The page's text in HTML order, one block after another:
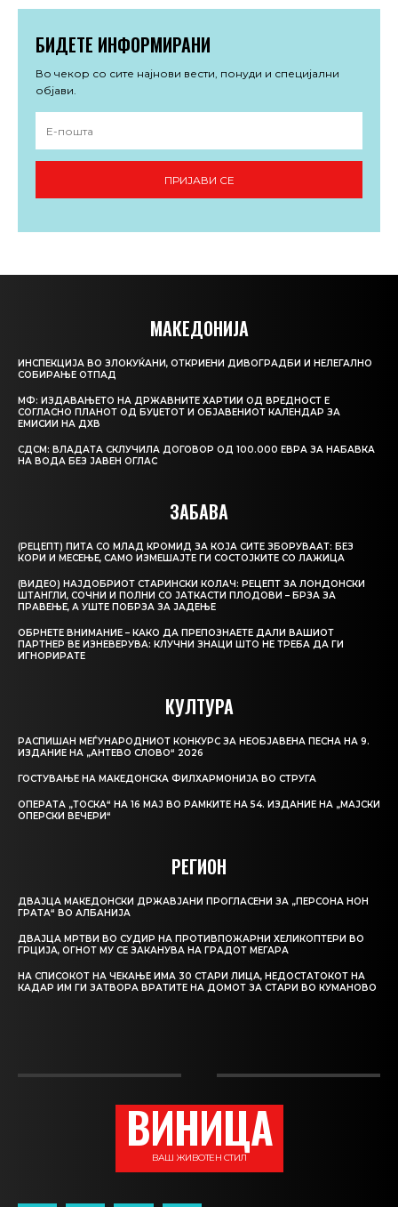
БИДЕТЕ ИНФОРМИРАНИ
Во чекор со сите најнови вести, понуди и специјални
објави.
ПРИЈАВИ СЕ
МАКЕДОНИЈА
ИНСПЕКЦИЈА ВО ЗЛОКУЌАНИ, ОТКРИЕНИ ДИВОГРАДБИ И НЕЛЕГАЛНО
СОБИРАЊЕ ОТПАД
МФ: ИЗДАВАЊЕТО НА ДРЖАВНИТЕ ХАРТИИ ОД ВРЕДНОСТ Е
СОГЛАСНО ПЛАНОТ ОД БУЏЕТОТ И ОБЈАВЕНИОТ КАЛЕНДАР ЗА
ЕМИСИИ НА ДХВ
СДСМ: ВЛАДАТА СКЛУЧИЛА ДОГОВОР ОД 100.000 ЕВРА ЗА НАБАВКА
НА ВОДА БЕЗ ЈАВЕН ОГЛАС
ЗАБАВА
(РЕЦЕПТ) ПИТА СО МЛАД КРОМИД ЗА КОЈА СИТЕ ЗБОРУВААТ: БЕЗ
КОРИ И МЕСЕЊЕ, САМО ИЗМЕШАЈТЕ ГИ СОСТОЈКИТЕ СО ЛАЖИЦА
(ВИДЕО) НАЈДОБРИОТ СТАРИНСКИ КОЛАЧ: РЕЦЕПТ ЗА ЛОНДОНСКИ
ШТАНГЛИ, СОЧНИ И ПОЛНИ СО ЈАТКАСТИ ПЛОДОВИ – БРЗА ЗА
ПРАВЕЊЕ, А УШТЕ ПОБРЗА ЗА ЈАДЕЊЕ
ОБРНЕТЕ ВНИМАНИЕ – КАКО ДА ПРЕПОЗНАЕТЕ ДАЛИ ВАШИОТ
ПАРТНЕР ВЕ ИЗНЕВЕРУВА: КЛУЧНИ ЗНАЦИ ШТО НЕ ТРЕБА ДА ГИ
ИГНОРИРАТЕ
КУЛТУРА
РАСПИШАН МЕЃУНАРОДНИОТ КОНКУРС ЗА НЕОБЈАВЕНА ПЕСНА НА 9.
ИЗДАНИЕ НА „АНТЕВО СЛОВО“ 2026
ГОСТУВАЊЕ НА МАКЕДОНСКА ФИЛХАРМОНИЈА ВО СТРУГА
ОПЕРАТА „ТОСКА“ НА 16 МАЈ ВО РАМКИТЕ НА 54. ИЗДАНИЕ НА „МАЈСКИ
ОПЕРСКИ ВЕЧЕРИ“
РЕГИОН
ДВАЈЦА МАКЕДОНСКИ ДРЖАВЈАНИ ПРОГЛАСЕНИ ЗА „ПЕРСОНА НОН
ГРАТА“ ВО АЛБАНИЈА
ДВАЈЦА МРТВИ ВО СУДИР НА ПРОТИВПОЖАРНИ ХЕЛИКОПТЕРИ ВО
ГРЦИЈА, ОГНОТ МУ СЕ ЗАКАНУВА НА ГРАДОТ МЕГАРА
НА СПИСОКОТ НА ЧЕКАЊЕ ИМА 30 СТАРИ ЛИЦА, НЕДОСТАТОКОТ НА
КАДАР ИМ ГИ ЗАТВОРА ВРАТИТЕ НА ДОМОТ ЗА СТАРИ ВО КУМАНОВО
ВИНИЦА
ВАШ ЖИВОТЕН СТИЛ